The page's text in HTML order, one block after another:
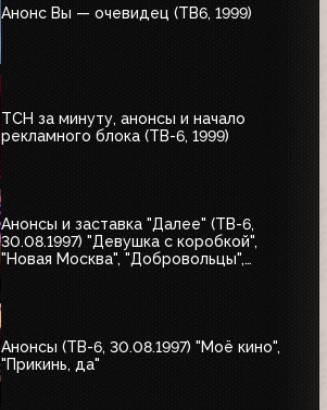
Анонс Вы — очевидец (ТВ6, 1999)
ТСН за минуту, анонсы и начало
рекламного блока (ТВ-6, 1999)
Анонсы и заставка "Далее" (ТВ-6,
30.08.1997) "Девушка с коробкой",
"Новая Москва", "Добровольцы",
Анонсы (ТВ-6, 30.08.1997) "Моё кино",
"Прикинь, да"